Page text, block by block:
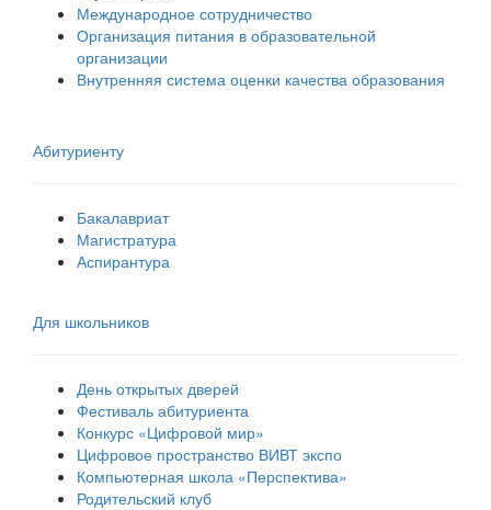
Международное сотрудничество
Организация питания в образовательной
организации
Внутренняя система оценки качества образования
Абитуриенту
Бакалавриат
Магистратура
Аспирантура
Для школьников
День открытых дверей
Фестиваль абитуриента
Конкурс «Цифровой мир»
Цифровое пространство ВИВТ экспо
Компьютерная школа «Перспектива»
Родительский клуб